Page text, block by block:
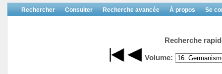
Rechercher Consulter Recherche avancée À propos Se
Recherche
Volume: